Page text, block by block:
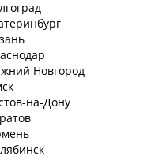
Новгород
на-Дону